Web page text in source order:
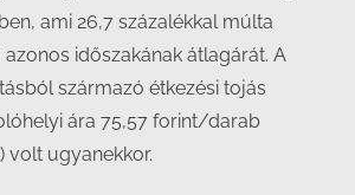
ami 26,7 százalékkal múlta
azonos időszakának átlagárát. A
származó étkezési tojás
ára 75,57 forint/darab
volt ugyanekkor.